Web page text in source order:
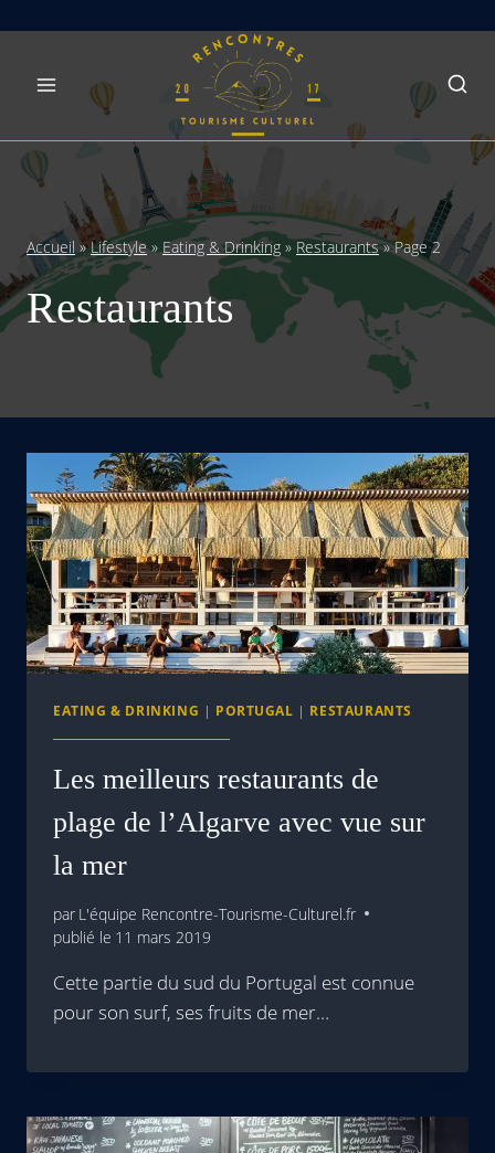
Accueil »Lifestyle» Eating & Drinking » Restaurants»Page 2
Restaurants
EATING & DRINKING | PORTUGAL | RESTAURANTS
Les meilleurs restaurants de
plage de l’Algarve avec vue sur
la mer
par L'équipe Rencontre-Tourisme-Culturel.fr
publié le 11 mars 2019
Cette partie du sud du Portugal est connue
pour son surf, ses fruits de mer…